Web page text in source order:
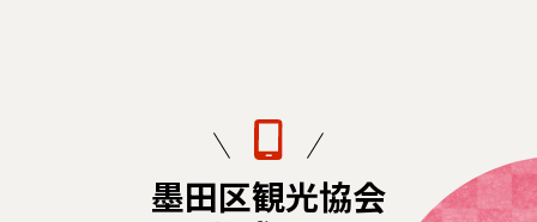
墨田区観光協会